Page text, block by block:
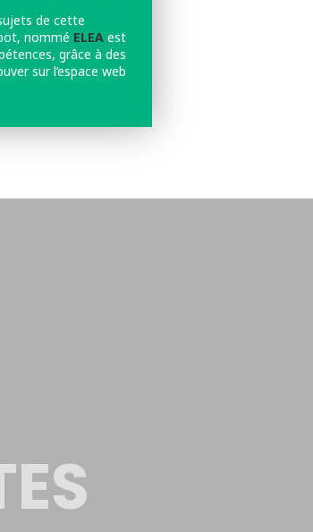
de cette
nommé ELEA est
grâce à des
sur l’espace web